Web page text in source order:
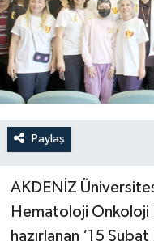
Paylaş
AKDENİZ
Hematoloji Onkoloji
hazırlanan ‘15